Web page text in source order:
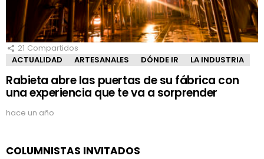
21 Compartidos
ACTUALIDAD
ARTESANALES DÓNDE IR LA INDUSTRIA
Rabieta abre las puertas de su fábrica con
una experiencia que te va a sorprender
hace un año
COLUMNISTAS INVITADOS